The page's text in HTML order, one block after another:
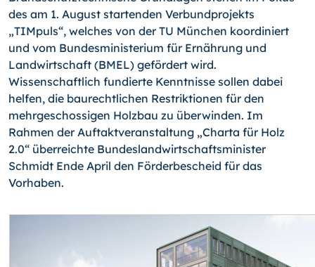
des am 1. August startenden Verbundprojekts
„TIMpuls“, welches von der TU München koordiniert
und vom Bundesministerium für Ernährung und
Landwirtschaft (BMEL) gefördert wird.
Wissenschaftlich fundierte Kenntnisse sollen dabei
helfen, die baurechtlichen Restriktionen für den
mehrgeschossigen Holzbau zu überwinden. Im
Rahmen der Auftaktveranstaltung „Charta für Holz
2.0“ überreichte Bundeslandwirtschaftsminister
Schmidt Ende April den Förderbescheid für das
Vorhaben.